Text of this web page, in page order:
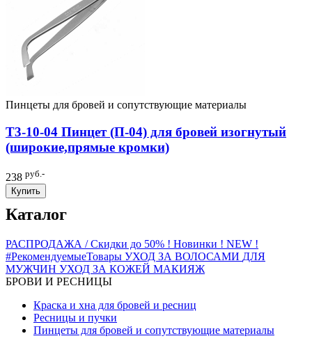
Пинцеты для бровей и сопутствующие материалы
T3-10-04 Пинцет (П-04) для бровей изогнутый
(широкие,прямые кромки)
238 руб.-
Купить
Каталог
РАСПРОДАЖА / Скидки до 50% ! Новинки ! NEW !
#РекомендуемыеТовары УХОД ЗА ВОЛОСАМИ ДЛЯ
МУЖЧИН УХОД ЗА КОЖЕЙ МАКИЯЖ
БРОВИ И РЕСНИЦЫ
Краска и хна для бровей и ресниц
Ресницы и пучки
Пинцеты для бровей и сопутствующие материалы